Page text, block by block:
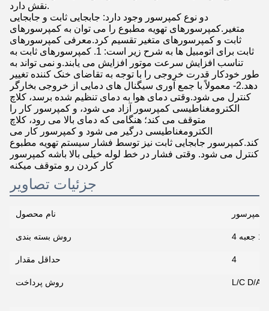
نقش دارد.
دو نوع کمپرسور وجود دارد: جابجایی ثابت و جابجایی
متغیر.کمپرسورهای تهویه مطبوع را می توان به کمپرسورهای
ثابت و کمپرسورهای متغیر تقسیم کرد.معرفی کمپرسورهای
ثابت برای اتومبیل ها به شرح زیر است: 1. کمپرسورهای ثابت به
تناسب افزایش سرعت موتور افزایش می یابند.و نمی تواند به
طور خودکار قدرت خروجی را با توجه به تقاضای خنک کننده تغییر
دهد.2- معمولاً با جمع آوری سیگنال های دمایی از خروجی بخارگر
کنترل می شود.وقتی دمای هوا به دمای تنظیم شده برسد، کلاچ
الکترومغناطیسی کمپرسور آزاد می شود، و کمپرسور کار را
متوقف می کند؛ هنگامی که دمای بالا می رود، کلاچ
الکترومغناطیسی درگیر می شود و کمپرسور کار می
کند.کمپرسور جابجایی ثابت نیز توسط فشار سیستم تهویه مطبوع
کنترل می شود. وقتی فشار در خط لوله خیلی بالا باشه کمپرسور
کار کردن رو متوقف میکنه
جزئیات تصاویر
نام محصول
روش بسته بندی
حداقل مقدار 4
روش پرداخت L/C D/A